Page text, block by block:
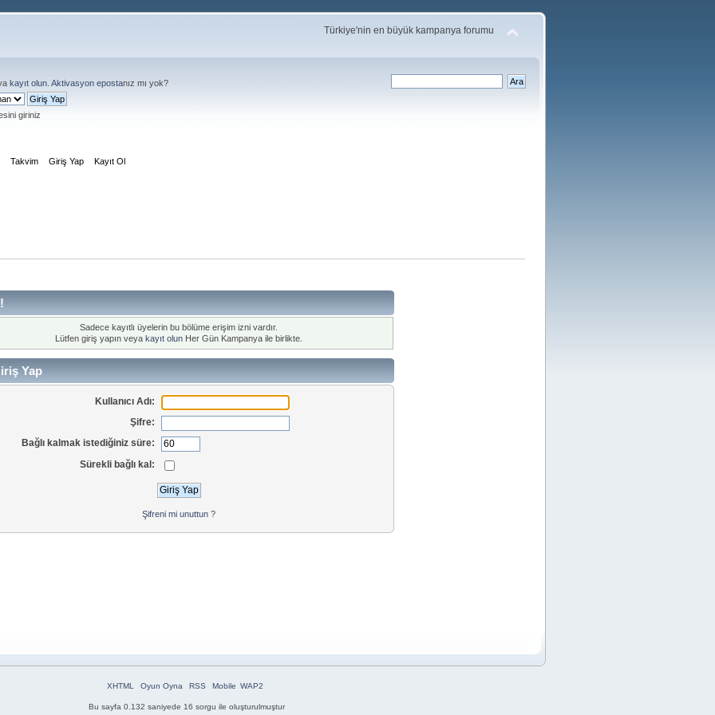
Türkiye'nin en büyük kampanya forumu
kayıt olun Aktivasyon epostanız mı yok?
giriniz
Takvim Giriş Yap Kayıt Ol
Sadece kayıtlı üyelerin bu bölüme erişim izni vardır.
Lütfen giriş yapın veya kayıt olun Her Gün Kampanya ile birlikte.
Yap
Kullanıcı Adı:
Şifre:
Bağlı kalmak istediğiniz süre:
Sürekli bağlı kal:
Şifreni mi unuttun ?
XHTML Oyun Oyna RSS Mobile WAP2
Bu sayfa 0.132 saniyede 16 sorgu ile oluşturulmuştur